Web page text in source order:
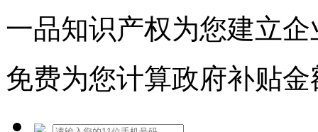
一品知识产权为您建立
免费为您计算政府补贴